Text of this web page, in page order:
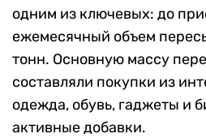
одним из ключевых: до
ежемесячный объем
тонн. Основную массу
составляли покупки из
одежда, обувь, гаджеты и
активные добавки.